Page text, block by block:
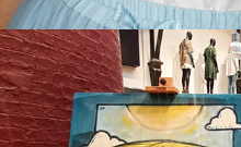
Live painting Uniqlo